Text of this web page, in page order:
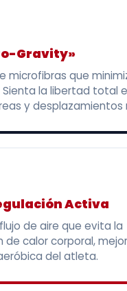
Gravity»
microfibras que
la libertad total
y desplazamientos
Activa
de aire que evita la
de calor corporal,
del atleta.